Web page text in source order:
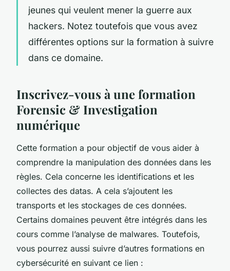
jeunes qui veulent mener la guerre aux
hackers. Notez toutefois que vous avez
différentes options sur la formation à suivre
dans ce domaine.
Inscrivez-vous à une formation
Forensic & Investigation
numérique
Cette formation a pour objectif de vous aider à
comprendre la manipulation des données dans les
règles. Cela concerne les identifications et les
collectes des datas. A cela s’ajoutent les
transports et les stockages de ces données.
Certains domaines peuvent être intégrés dans les
cours comme l’analyse de malwares. Toutefois,
vous pourrez aussi suivre d’autres formations en
cybersécurité en suivant ce lien :